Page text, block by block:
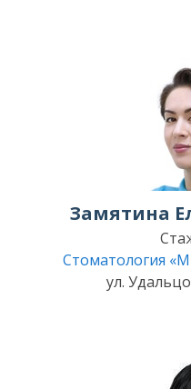
Замятина
Стоматология
ул.